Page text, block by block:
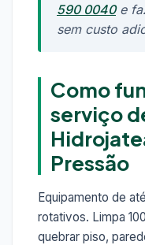
590 0040e
sem custo
Como
serviço
Pressão
Equipamento de
rotativos. Limpa
quebrar piso,